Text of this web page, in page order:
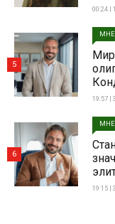
00:24 |
19:57 |
5
19:15 |
6